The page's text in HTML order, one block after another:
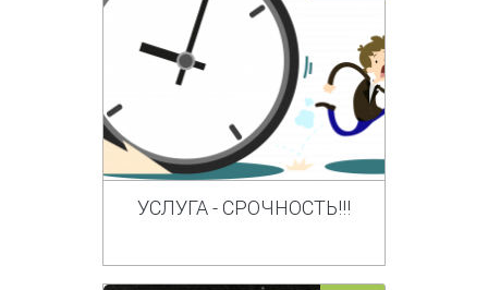
УСЛУГА - СРОЧНОСТЬ!!!